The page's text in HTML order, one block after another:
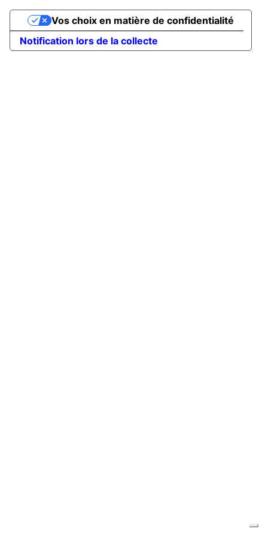
Notification lors de la collecte
Vos choix en matière de confidentialité